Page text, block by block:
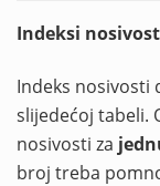
Indeksi
Indeks nosivosti
slijedećoj tabeli.
nosivosti za
broj treba